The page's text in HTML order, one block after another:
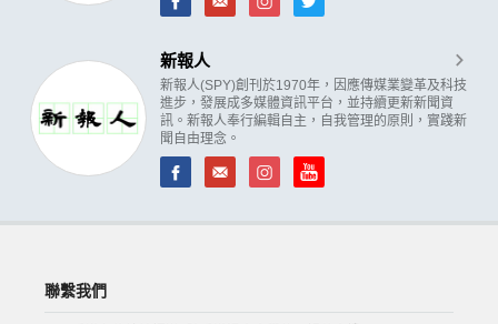
新報人
新報人(SPY)創刊於1970年，因應傳媒業變革及科技
進步，發展成多媒體資訊平台，並持續更新新聞資
訊。新報人奉行編輯自主，自我管理的原則，實踐新
聞自由理念。
聯繫我們